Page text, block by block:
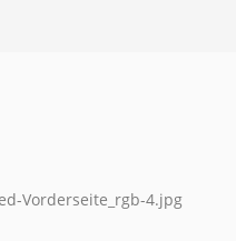
Vorderseite_rgb-4.jpg